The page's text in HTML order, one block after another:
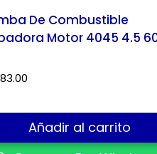
De Combustible
Motor 4045 4.5
Añadir al carrito